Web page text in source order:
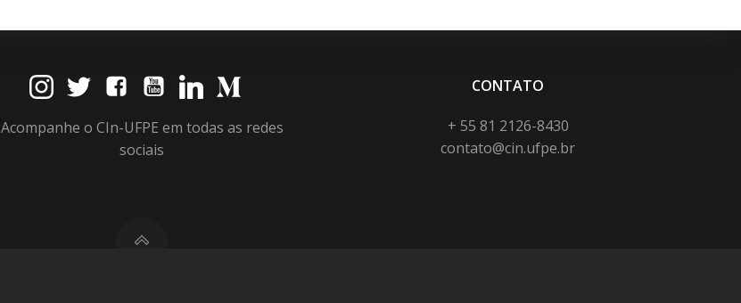
Acompanhe o CIn-UFPE em todas as redes
sociais
CONTATO
+ 55 81 2126-8430
contato@cin.ufpe.br